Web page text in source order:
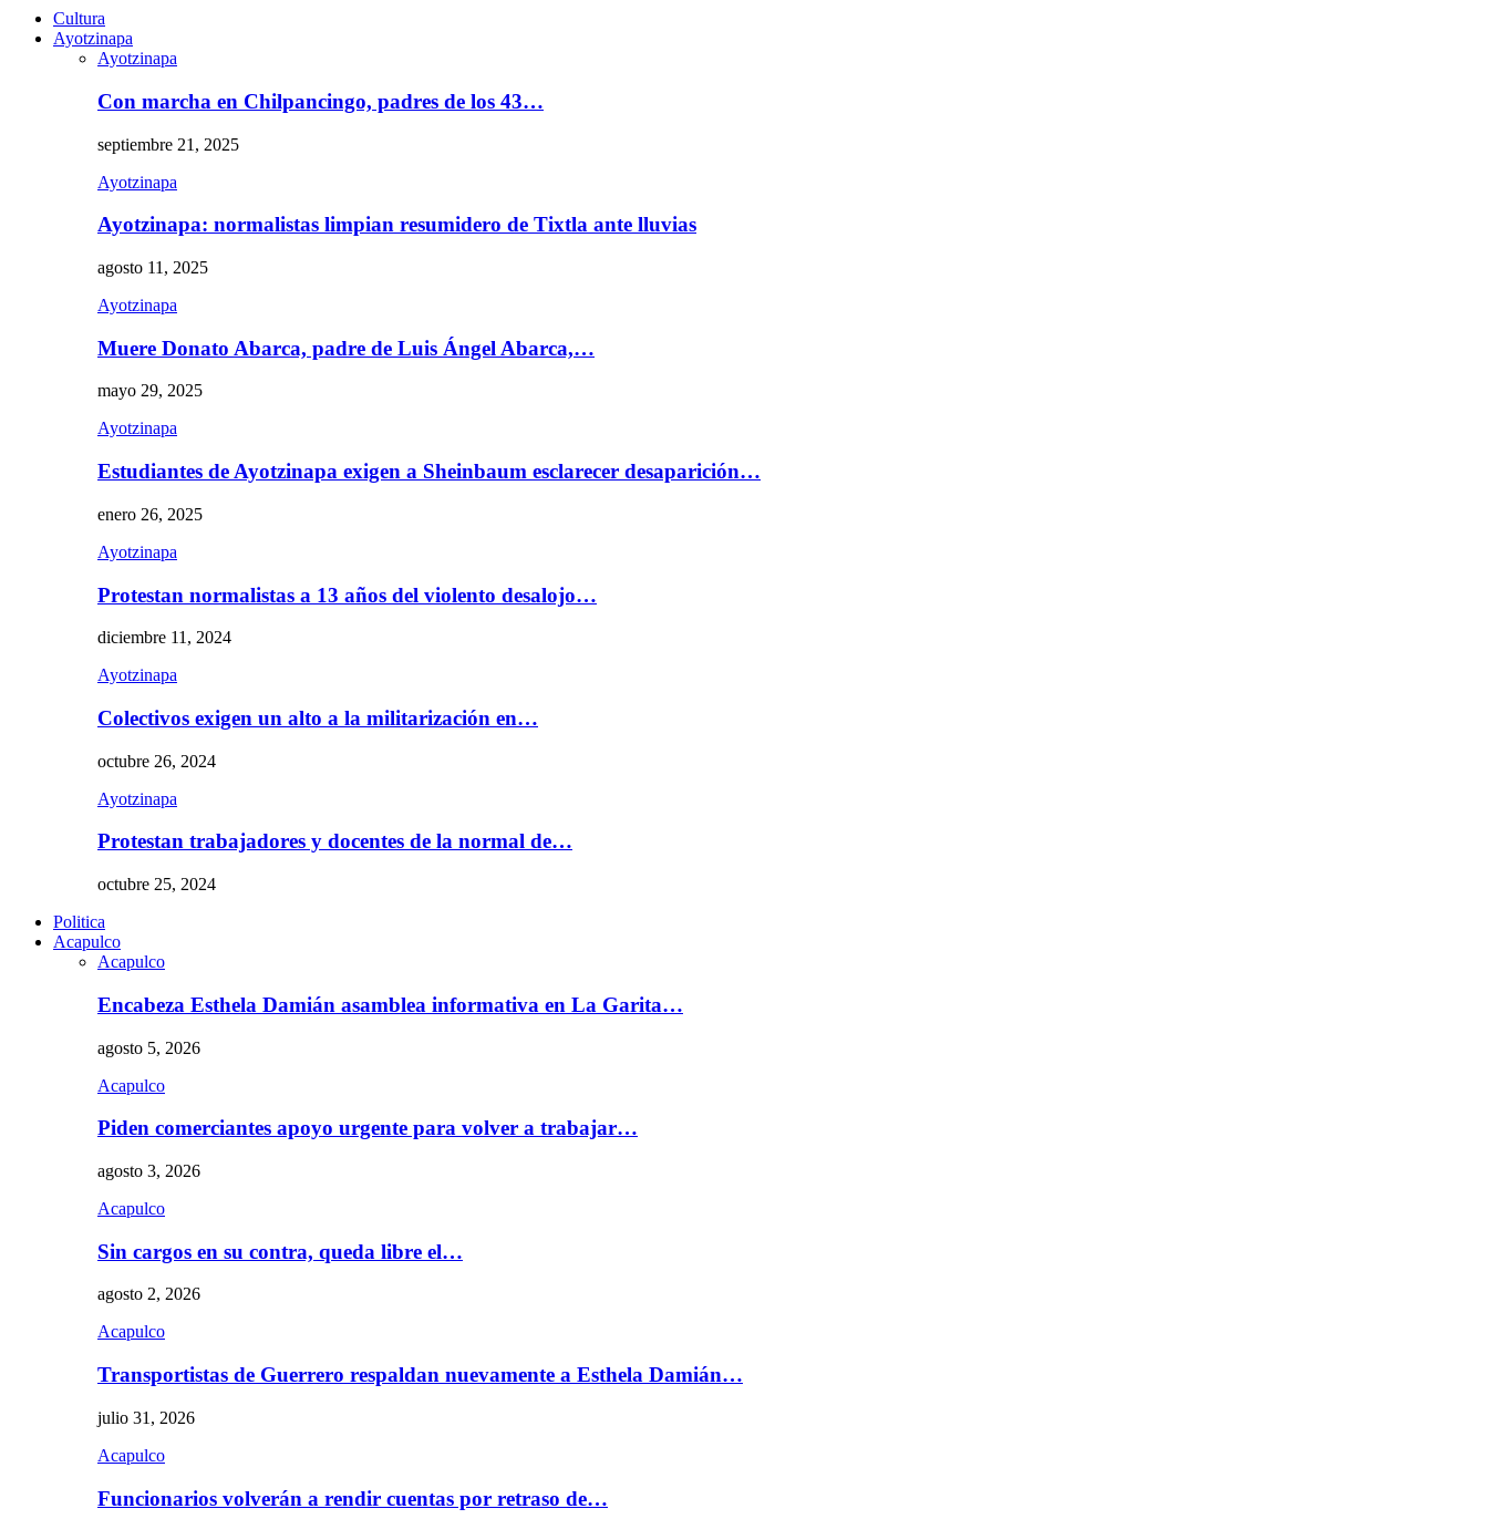
Cultura
Ayotzinapa
Ayotzinapa
Con marcha en Chilpancingo, padres de los 43…
septiembre 21, 2025
Ayotzinapa
Ayotzinapa: normalistas limpian resumidero de Tixtla ante lluvias
agosto 11, 2025
Ayotzinapa
Muere Donato Abarca, padre de Luis Ángel Abarca,…
mayo 29, 2025
Ayotzinapa
Estudiantes de Ayotzinapa exigen a Sheinbaum esclarecer desaparición…
enero 26, 2025
Ayotzinapa
Protestan normalistas a 13 años del violento desalojo…
diciembre 11, 2024
Ayotzinapa
Colectivos exigen un alto a la militarización en…
octubre 26, 2024
Ayotzinapa
Protestan trabajadores y docentes de la normal de…
octubre 25, 2024
Politica
Acapulco
Acapulco
Encabeza Esthela Damián asamblea informativa en La Garita…
agosto 5, 2026
Acapulco
Piden comerciantes apoyo urgente para volver a trabajar…
agosto 3, 2026
Acapulco
Sin cargos en su contra, queda libre el…
agosto 2, 2026
Acapulco
Transportistas de Guerrero respaldan nuevamente a Esthela Damián…
julio 31, 2026
Acapulco
Funcionarios volverán a rendir cuentas por retraso de…